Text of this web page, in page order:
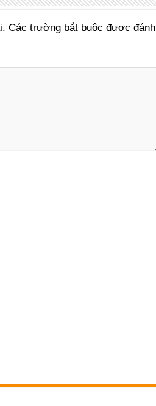
Các trường bắt buộc được đánh